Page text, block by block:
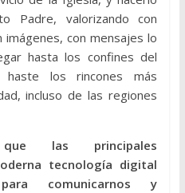
Padre, valorizando con
imágenes, con mensajes lo
hasta los confines del
haste los rincones más
incluso de las regiones
las principales
tecnología digital
comunicarnos y